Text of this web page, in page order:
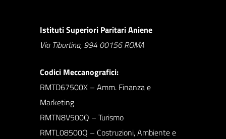
Istituti Superiori Paritari Aniene
Via Tiburtina, 994 00156 ROMA
Codici Meccanografici:
RMTD67500X – Amm. Finanza e
Marketing
RMTN8V500Q – Turismo
RMTL08500Q – Costruzioni, Ambiente e